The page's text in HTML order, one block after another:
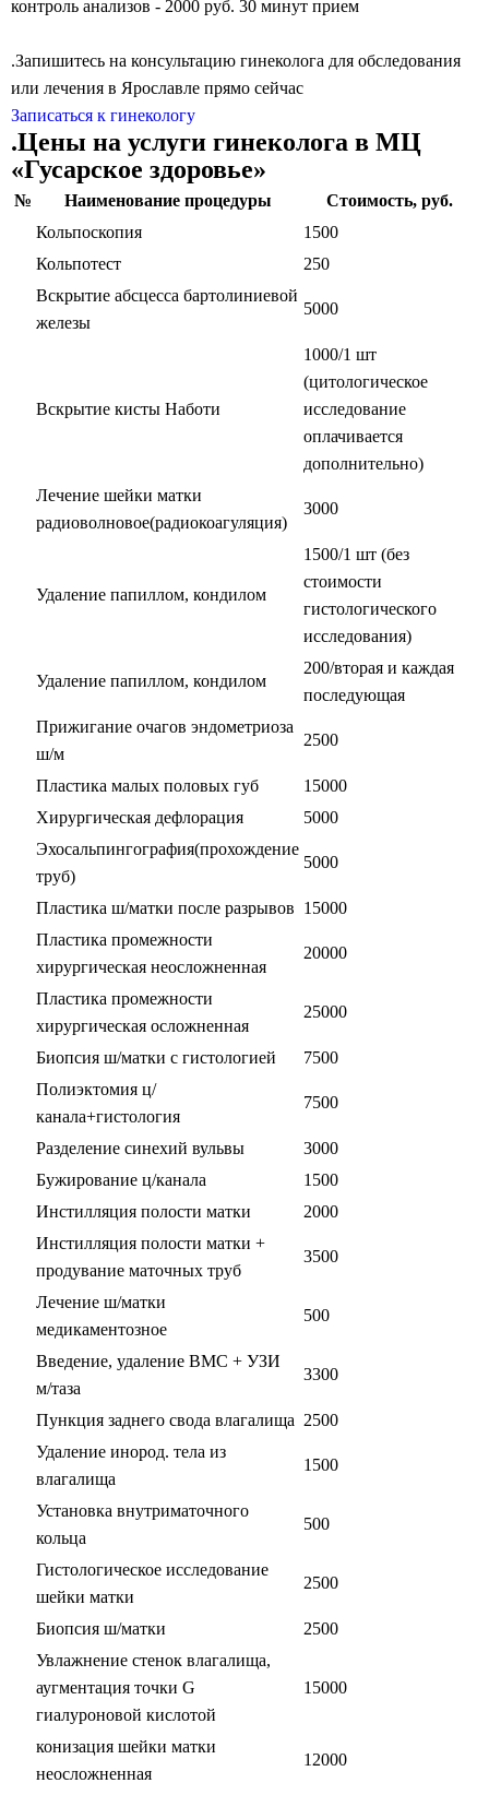
контроль анализов - 2000 руб. 30 минут прием
.Запишитесь на консультацию гинеколога для обследования
или лечения в Ярославле прямо сейчас
Записаться к гинекологу
.Цены на услуги гинеколога в МЦ
«Гусарское здоровье»
№ Наименование процедуры
Стоимость, руб.
Кольпоскопия
1500
Кольпотест
250
Вскрытие абсцесса бартолиниевой
железы
5000
Вскрытие кисты Наботи
1000/1 шт
(цитологическое
исследование
оплачивается
дополнительно)
Лечение шейки матки
радиоволновое(радиокоагуляция)
3000
Удаление папиллом, кондилом
1500/1 шт (без
стоимости
гистологического
исследования)
Удаление папиллом, кондилом
200/вторая и каждая
последующая
Прижигание очагов эндометриоза
ш/м
2500
Пластика малых половых губ
15000
Хирургическая дефлорация
5000
Эхосальпингография(прохождение
труб)
5000
Пластика ш/матки после разрывов 15000
Пластика промежности
хирургическая неосложненная
20000
Пластика промежности
хирургическая осложненная
25000
Биопсия ш/матки с гистологией
7500
Полиэктомия ц/
канала+гистология
7500
Разделение синехий вульвы
3000
Бужирование ц/канала
1500
Инстилляция полости матки
2000
Инстилляция полости матки +
продувание маточных труб
3500
Лечение ш/матки
медикаментозное
500
Введение, удаление ВМС + УЗИ
м/таза
3300
Пункция заднего свода влагалища 2500
Удаление инород. тела из
влагалища
1500
Установка внутриматочного
кольца
500
Гистологическое исследование
шейки матки
2500
Биопсия ш/матки
2500
Увлажнение стенок влагалища,
аугментация точки G
гиалуроновой кислотой
15000
конизация шейки матки
неосложненная
12000